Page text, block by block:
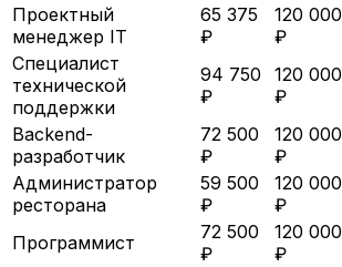
Проектный
менеджер IT
65 375
₽
120 000
₽
Специалист
технической
поддержки
94 750
₽
120 000
₽
Backend-
разработчик
72 500
₽
120 000
₽
Администратор
ресторана
59 500
₽
120 000
₽
Программист
72 500
₽
120 000
₽